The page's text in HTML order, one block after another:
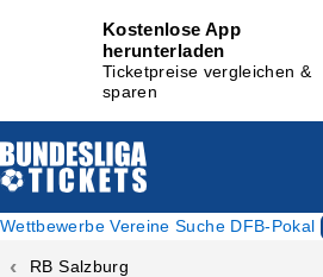
Kostenlose App
herunterladen
Ticketpreise vergleichen &
sparen
Wettbewerbe Vereine Suche DFB-Pokal
RB Salzburg